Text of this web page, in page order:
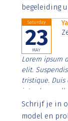
begeleiding
Saturday
23
MAY
Lorem ipsum
elit.
tristique. Duis
interdum
Aenean
imperdiet.
Schrijf je in
model en